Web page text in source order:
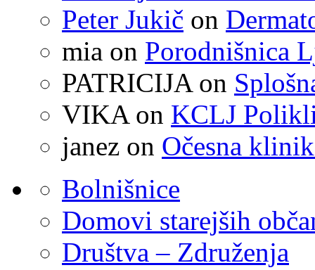
Peter Jukič on
mia on Porodnišnica
PATRICIJA on
VIKA on KCLJ
janez on Očesna
Bolnišnice
Domovi starejših
Društva – Združenja